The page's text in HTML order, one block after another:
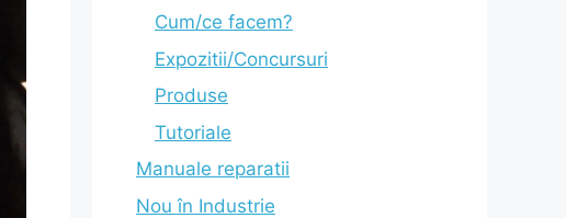
Cum/ce facem?
Expozitii/Concursuri
Produse
Tutoriale
Manuale reparatii
Nou în Industrie